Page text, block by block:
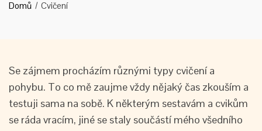
Domů Cvičení
Se zájmem procházím různými typy cvičení a
pohybu. To co mě zaujme vždy nějaký čas zkouším a
testuji sama na sobě. K některým sestavám a cvikům
se ráda vracím, jiné se staly součástí mého všedního